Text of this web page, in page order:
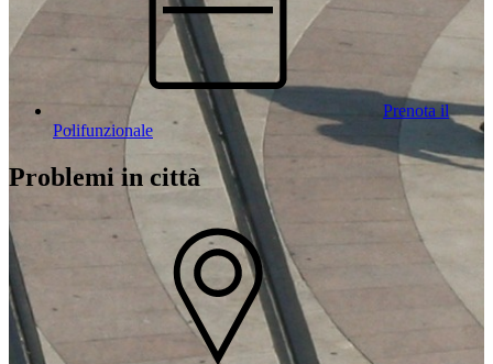
Prenota il
Polifunzionale
Problemi in città